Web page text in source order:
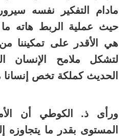
مادام التفكير نفسه
حيث عملية الربط هاته ما
هي الأقدر على تمكيننا
لتشكل ملامح الإنسان
الحديث كملكة تخص إنسانا
ورأى ذ. الكوطي أن
المستوى بقدر ما يتجاوزه